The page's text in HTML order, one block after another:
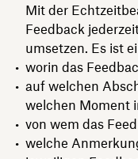
Mit der
Feedback
umsetzen. Es ist
worin das
auf welchen
welchen Moment
von wem das
welche